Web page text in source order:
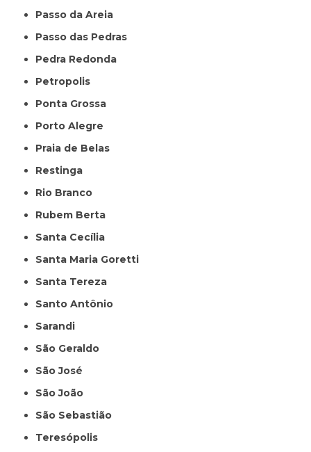
Passo da Areia
Passo das Pedras
Pedra Redonda
Petropolis
Ponta Grossa
Porto Alegre
Praia de Belas
Restinga
Rio Branco
Rubem Berta
Santa Cecília
Santa Maria Goretti
Santa Tereza
Santo Antônio
Sarandi
São Geraldo
São José
São João
São Sebastião
Teresópolis